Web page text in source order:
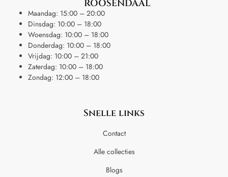
ROOSENDAAL
Maandag: 15:00 – 20:00
Dinsdag: 10:00 – 18:00
Woensdag: 10:00 – 18:00
Donderdag: 10:00 – 18:00
Vrijdag: 10:00 – 21:00
Zaterdag: 10:00 – 18:00
Zondag: 12:00 – 18:00
Snelle links
Contact
Alle collecties
Blogs